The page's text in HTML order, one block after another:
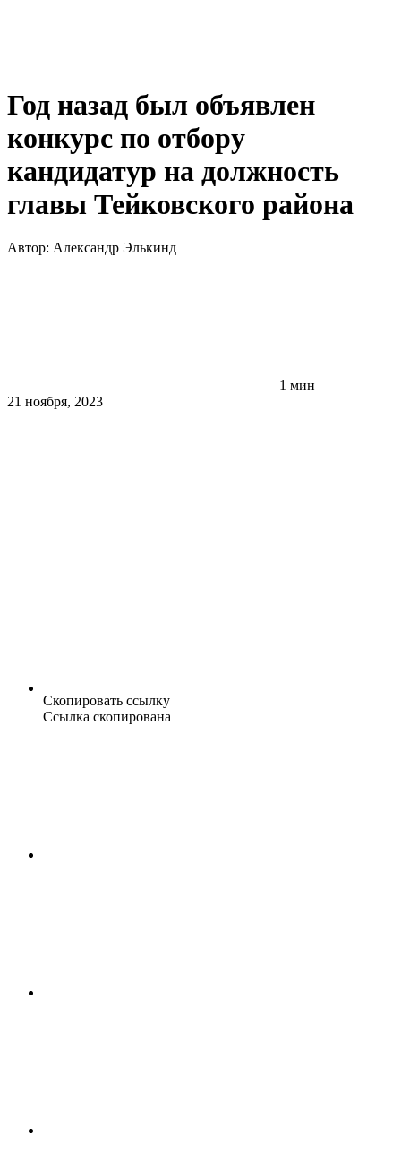
Год назад был объявлен
конкурс по отбору
кандидатур на должность
главы Тейковского района
Автор: Александр Элькинд
1 мин
21 ноября, 2023
Скопировать ссылку
Ссылка скопирована